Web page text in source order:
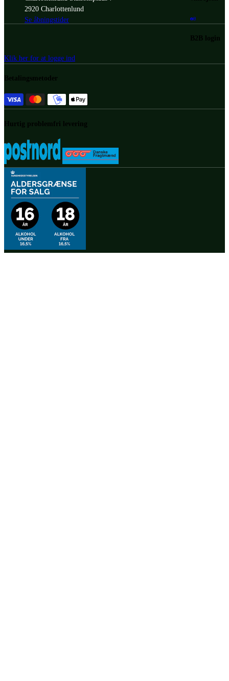
2920 Charlottenlund
Se åbningstider
B2B login
Klik her for at logge ind
Betalingsmetoder
Hurtig problemfri levering